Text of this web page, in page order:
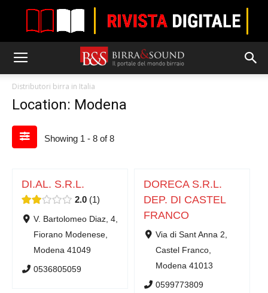
Distributori birra in Italia
Location: Modena
Showing 1 - 8 of 8
DI.AL. S.R.L.
2.0 1
V. Bartolomeo Diaz, 4,
Fiorano Modenese,
Modena 41049
0536805059
DORECA S.R.L.
DEP. DI CASTEL
FRANCO
Via di Sant Anna 2,
Castel Franco,
Modena 41013
0599773809